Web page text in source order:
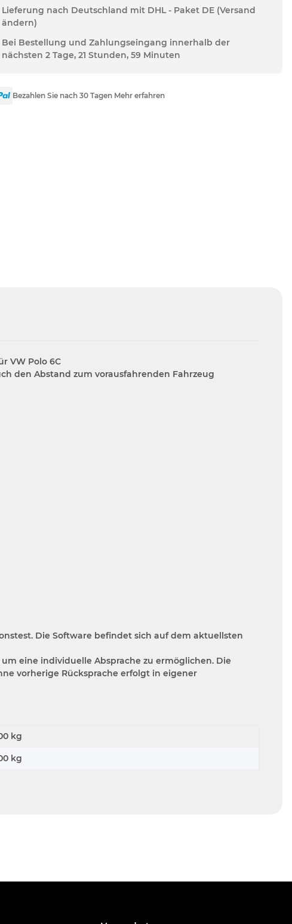
Lieferung nach Deutschland mit DHL - Paket DE (Versand
ändern)
Bei Bestellung und Zahlungseingang innerhalb der
nächsten 2 Tage, 21 Stunden, 59 Minuten
Bezahlen Sie nach 30 Tagen Mehr erfahren
VW Polo 6C
den Abstand zum vorausfahrenden Fahrzeug
Die Software befindet sich auf dem aktuellsten
eine individuelle Absprache zu ermöglichen. Die
vorherige Rücksprache erfolgt in eigener
kg
kg